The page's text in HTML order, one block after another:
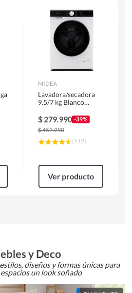
Otros
MIDEA
Lavadora/secadora
9.5/7 kg Blanco
$ 279.990 -39%
$459.990
(112)
Ver producto
y Deco
diseños y formas únicas para
un look soñado